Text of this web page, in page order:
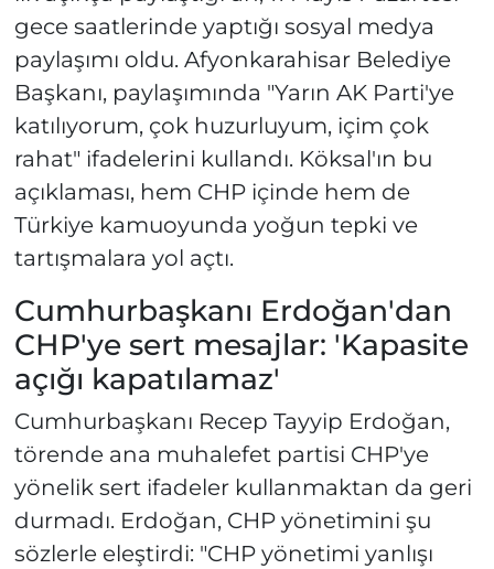
gece saatlerinde yaptığı sosyal medya
paylaşımı oldu. Afyonkarahisar Belediye
Başkanı, paylaşımında "Yarın AK Parti'ye
katılıyorum, çok huzurluyum, içim çok
rahat" ifadelerini kullandı. Köksal'ın bu
açıklaması, hem CHP içinde hem de
Türkiye kamuoyunda yoğun tepki ve
tartışmalara yol açtı.
Cumhurbaşkanı Erdoğan'dan
CHP'ye sert mesajlar: 'Kapasite
açığı kapatılamaz'
Cumhurbaşkanı Recep Tayyip Erdoğan,
törende ana muhalefet partisi CHP'ye
yönelik sert ifadeler kullanmaktan da geri
durmadı. Erdoğan, CHP yönetimini şu
sözlerle eleştirdi: "CHP yönetimi yanlışı